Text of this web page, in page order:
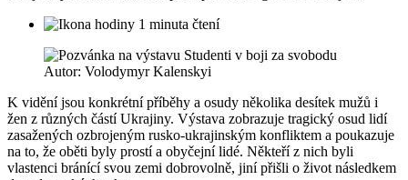
1 minuta čtení
Autor: Volodymyr Kalenskyi
K vidění jsou konkrétní příběhy a osudy několika desítek mužů i
žen z různých částí Ukrajiny. Výstava zobrazuje tragický osud lidí
zasažených ozbrojeným rusko-ukrajinským konfliktem a poukazuje
na to, že oběti byly prostí a obyčejní lidé. Někteří z nich byli
vlastenci bránící svou zemi dobrovolně, jiní přišli o život následkem